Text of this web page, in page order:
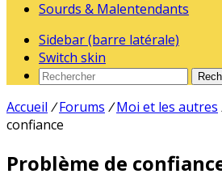
Sourds & Malentendants
Sidebar (barre latérale)
Switch skin
Accueil / Forums / Moi et les autres
confiance
Problème de